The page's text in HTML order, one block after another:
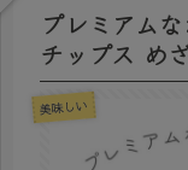
プレミアム
チップス め
美味しい